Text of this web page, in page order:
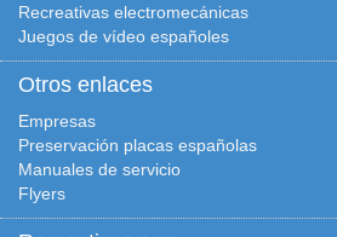
Recreativas electromecánicas
Juegos de vídeo españoles
Otros enlaces
Empresas
Preservación placas españolas
Manuales de servicio
Flyers